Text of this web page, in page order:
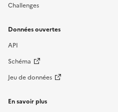
Challenges
Données ouvertes
API
Schéma
Jeu de données
En savoir plus